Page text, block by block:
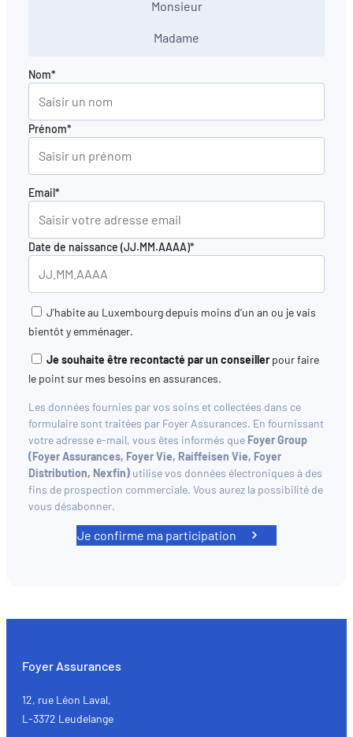
Monsieur
Madame
Nom*
Prénom*
Email*
Date de naissance (JJ.MM.AAAA)*
J’habite au Luxembourg depuis moins d’un an ou je vais
bientôt y emménager.
Je souhaite être recontacté par un conseillerpour faire
le point sur mes besoins en assurances.
Les données fournies par vos soins et collectées dans ce
formulaire sont traitées par Foyer Assurances. En fournissant
votre adresse e-mail, vous êtes informés que Foyer Group
(Foyer Assurances, Foyer Vie, Raiffeisen Vie, Foyer
Distribution, Nexfin) utilise vos données électroniques à des
fins de prospection commerciale. Vous aurez la possibilité de
vous désabonner.
Je confirme ma participation
Foyer Assurances
12, rue Léon Laval,
L-3372 Leudelange